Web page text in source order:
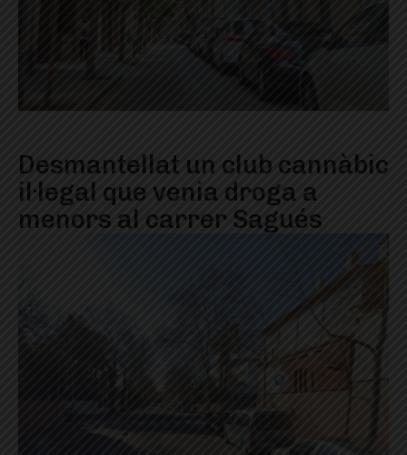
Desmantellat un club cannàbic
il·legal que venia droga a
menors al carrer Sagués